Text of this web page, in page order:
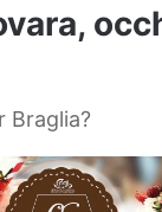
Braglia?